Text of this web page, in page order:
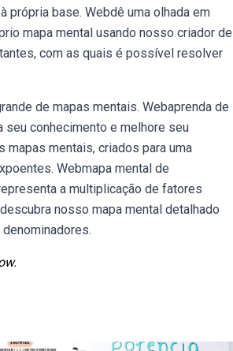
própria base. Webdê uma olhada em
mapa mental usando nosso criador de
com as quais é possível resolver
de mapas mentais. Webaprenda de
seu conhecimento e melhore seu
mentais, criados para uma
Webmapa mental de
a multiplicação de fatores
nosso mapa mental detalhado